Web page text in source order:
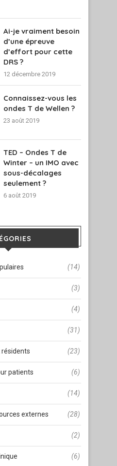
Ai-je vraiment besoin
d’une épreuve
d’effort pour cette
DRS ?
12 décembre 2019
Connaissez-vous les
ondes T de Wellen ?
23 août 2019
TED – Ondes T de
Winter – un IMO avec
sous-décalages
seulement ?
6 août 2019
(14)
(3)
(4)
(31)
(23)
patients (6)
(14)
externes (28)
(2)
(6)